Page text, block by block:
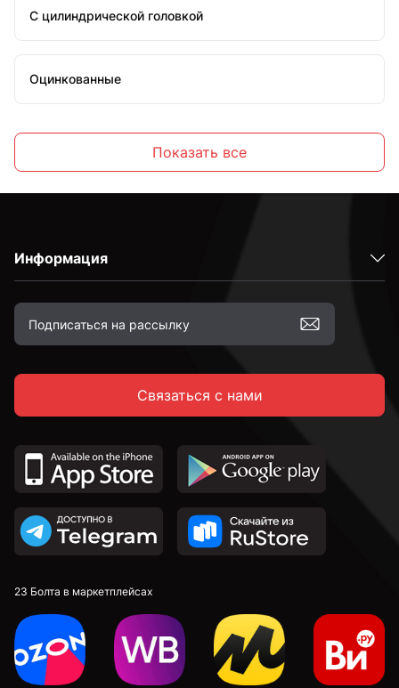
С цилиндрической головкой
Оцинкованные
Высокопрочные
С полной резьбой
С неполной резьбой
DIN 912 с внутренним шестигранником и
цилиндрической головкой
DIN 7991 c потайной головкой и внутренним
шестигранником
DIN 913 установочные с внутренним шестигранником
к.п. 4,8
Показать все
Информация
Связаться с нами
23 Болта в маркетплейсах